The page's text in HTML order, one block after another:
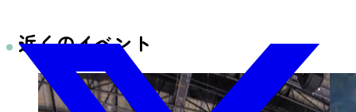
近くのイベント